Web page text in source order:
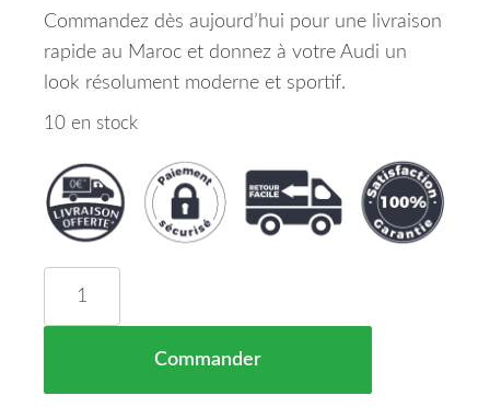
Commandez dès aujourd’hui pour une livraison
rapide au Maroc et donnez à votre Audi un
look résolument moderne et sportif.
10 en stock
Commander